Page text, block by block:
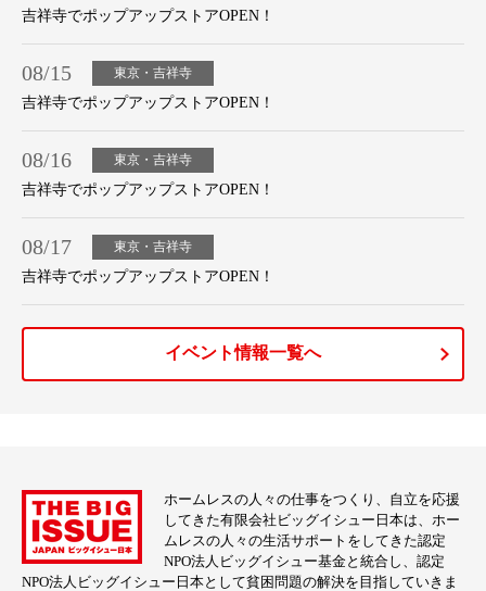
吉祥寺でポップアップストアOPEN！
08/15 東京・吉祥寺
吉祥寺でポップアップストアOPEN！
08/16 東京・吉祥寺
吉祥寺でポップアップストアOPEN！
08/17 東京・吉祥寺
吉祥寺でポップアップストアOPEN！
イベント情報一覧へ
ホームレスの人々の仕事をつくり、自立を応援
してきた有限会社ビッグイシュー日本は、ホー
ムレスの人々の生活サポートをしてきた認定
NPO法人ビッグイシュー基金と統合し、認定
NPO法人ビッグイシュー日本として貧困問題の解決を目指していきま